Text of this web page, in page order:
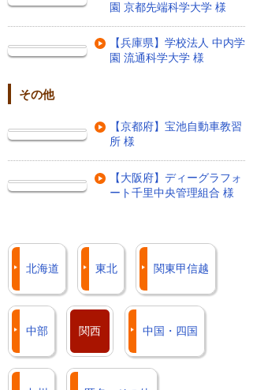
園 京都先端科学大学 様
【兵庫県】学校法人 中内学
園 流通科学大学 様
その他
【京都府】宝池自動車教習
所 様
【大阪府】ディーグラフォ
ート千里中央管理組合 様
北海道 東北 関東甲信越
中部 関西 中国・四国